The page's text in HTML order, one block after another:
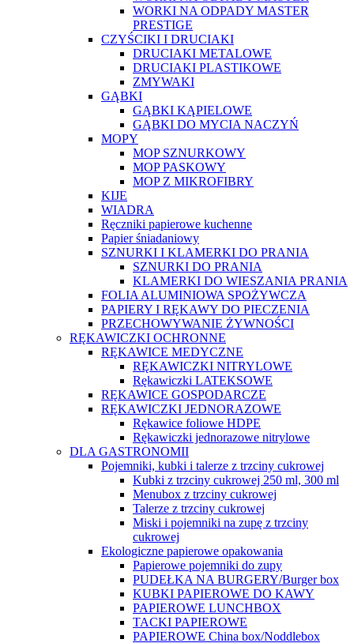
WORKI NA ODPADY MASTER
PRESTIGE
CZYŚCIKI I DRUCIAKI
DRUCIAKI METALOWE
DRUCIAKI PLASTIKOWE
ZMYWAKI
GĄBKI
GĄBKI KĄPIELOWE
GĄBKI DO MYCIA NACZYŃ
MOPY
MOP SZNURKOWY
MOP PASKOWY
MOP Z MIKROFIBRY
KIJE
WIADRA
Ręczniki papierowe kuchenne
Papier śniadaniowy
SZNURKI I KLAMERKI DO PRANIA
SZNURKI DO PRANIA
KLAMERKI DO WIESZANIA PRANIA
FOLIA ALUMINIOWA SPOŻYWCZA
PAPIERY I RĘKAWY DO PIECZENIA
PRZECHOWYWANIE ŻYWNOŚCI
RĘKAWICZKI OCHRONNE
RĘKAWICE MEDYCZNE
RĘKAWICZKI NITRYLOWE
Rękawiczki LATEKSOWE
RĘKAWICE GOSPODARCZE
RĘKAWICZKI JEDNORAZOWE
Rękawice foliowe HDPE
Rękawiczki jednorazowe nitrylowe
DLA GASTRONOMII
Pojemniki, kubki i talerze z trzciny cukrowej
Kubki z trzciny cukrowej 250 ml, 300 ml
Menubox z trzciny cukrowej
Talerze z trzciny cukrowej
Miski i pojemniki na zupę z trzciny
cukrowej
Ekologiczne papierowe opakowania
Papierowe pojemniki do zupy
PUDEŁKA NA BURGERY/Burger box
KUBKI PAPIEROWE DO KAWY
PAPIEROWE LUNCHBOX
TACKI PAPIEROWE
PAPIEROWE China box/Noddlebox